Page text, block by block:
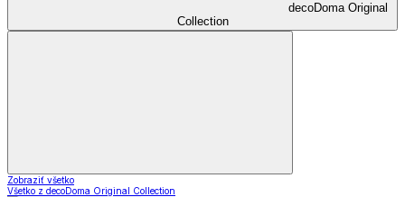
decoDoma Original
Collection
Zobraziť všetko
Všetko z decoDoma Original Collection